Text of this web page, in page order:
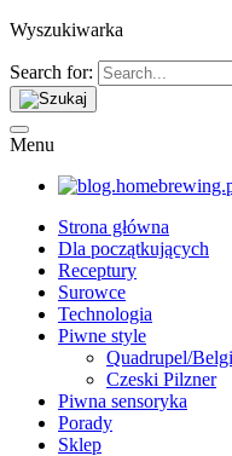
Wyszukiwarka
Search for:
Menu
Strona główna
Dla początkujących
Receptury
Surowce
Technologia
Piwne style
Quadrupel/
Czeski Pilzner
Piwna sensoryka
Porady
Sklep